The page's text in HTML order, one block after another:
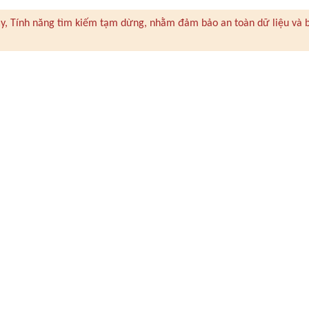
Tính năng tìm kiếm tạm dừng, nhằm đảm bảo an toàn dữ liệu và